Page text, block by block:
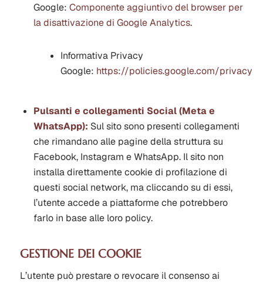
Google: Componente aggiuntivo del browser per
la disattivazione di Google Analytics.
Informativa Privacy
Google: https://policies.google.com/privacy
Pulsanti e collegamenti Social (Meta e
WhatsApp): Sul sito sono presenti collegamenti
che rimandano alle pagine della struttura su
Facebook, Instagram e WhatsApp. Il sito non
installa direttamente cookie di profilazione di
questi social network, ma cliccando su di essi,
l’utente accede a piattaforme che potrebbero
farlo in base alle loro policy.
GESTIONE DEI COOKIE
L’utente può prestare o revocare il consenso ai